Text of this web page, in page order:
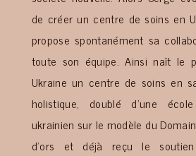
de créer un centre de soins en
propose spontanément sa
toute son équipe. Ainsi naît le
Ukraine un centre de soins en
holistique, doublé d’une
ukrainien sur le modèle du
d’ors et déjà reçu le soutien